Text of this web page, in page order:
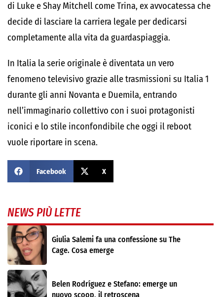
di Luke e Shay Mitchell come Trina, ex avvocatessa che
decide di lasciare la carriera legale per dedicarsi
completamente alla vita da guardaspiaggia.
In Italia la serie originale è diventata un vero
fenomeno televisivo grazie alle trasmissioni su Italia 1
durante gli anni Novanta e Duemila, entrando
nell’immaginario collettivo con i suoi protagonisti
iconici e lo stile inconfondibile che oggi il reboot
vuole riportare in scena.
Facebook X
NEWS PIÙ LETTE
Giulia Salemi fa una confessione su The
Cage. Cosa emerge
Belen Rodríguez e Stefano: emerge un
nuovo scoop, il retroscena